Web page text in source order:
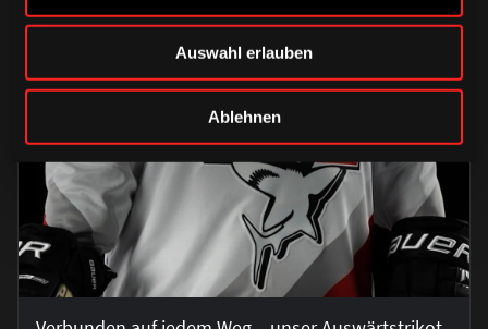
Auswahl erlauben
Ablehnen